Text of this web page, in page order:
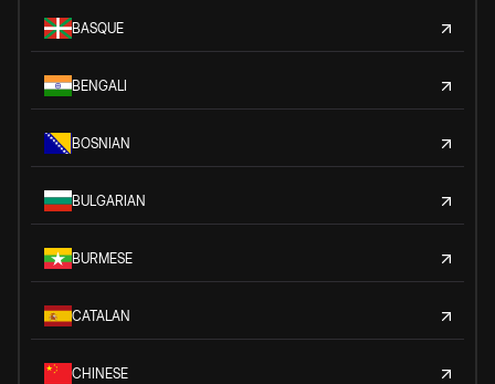
BASQUE
BENGALI
BOSNIAN
BULGARIAN
BURMESE
CATALAN
CHINESE